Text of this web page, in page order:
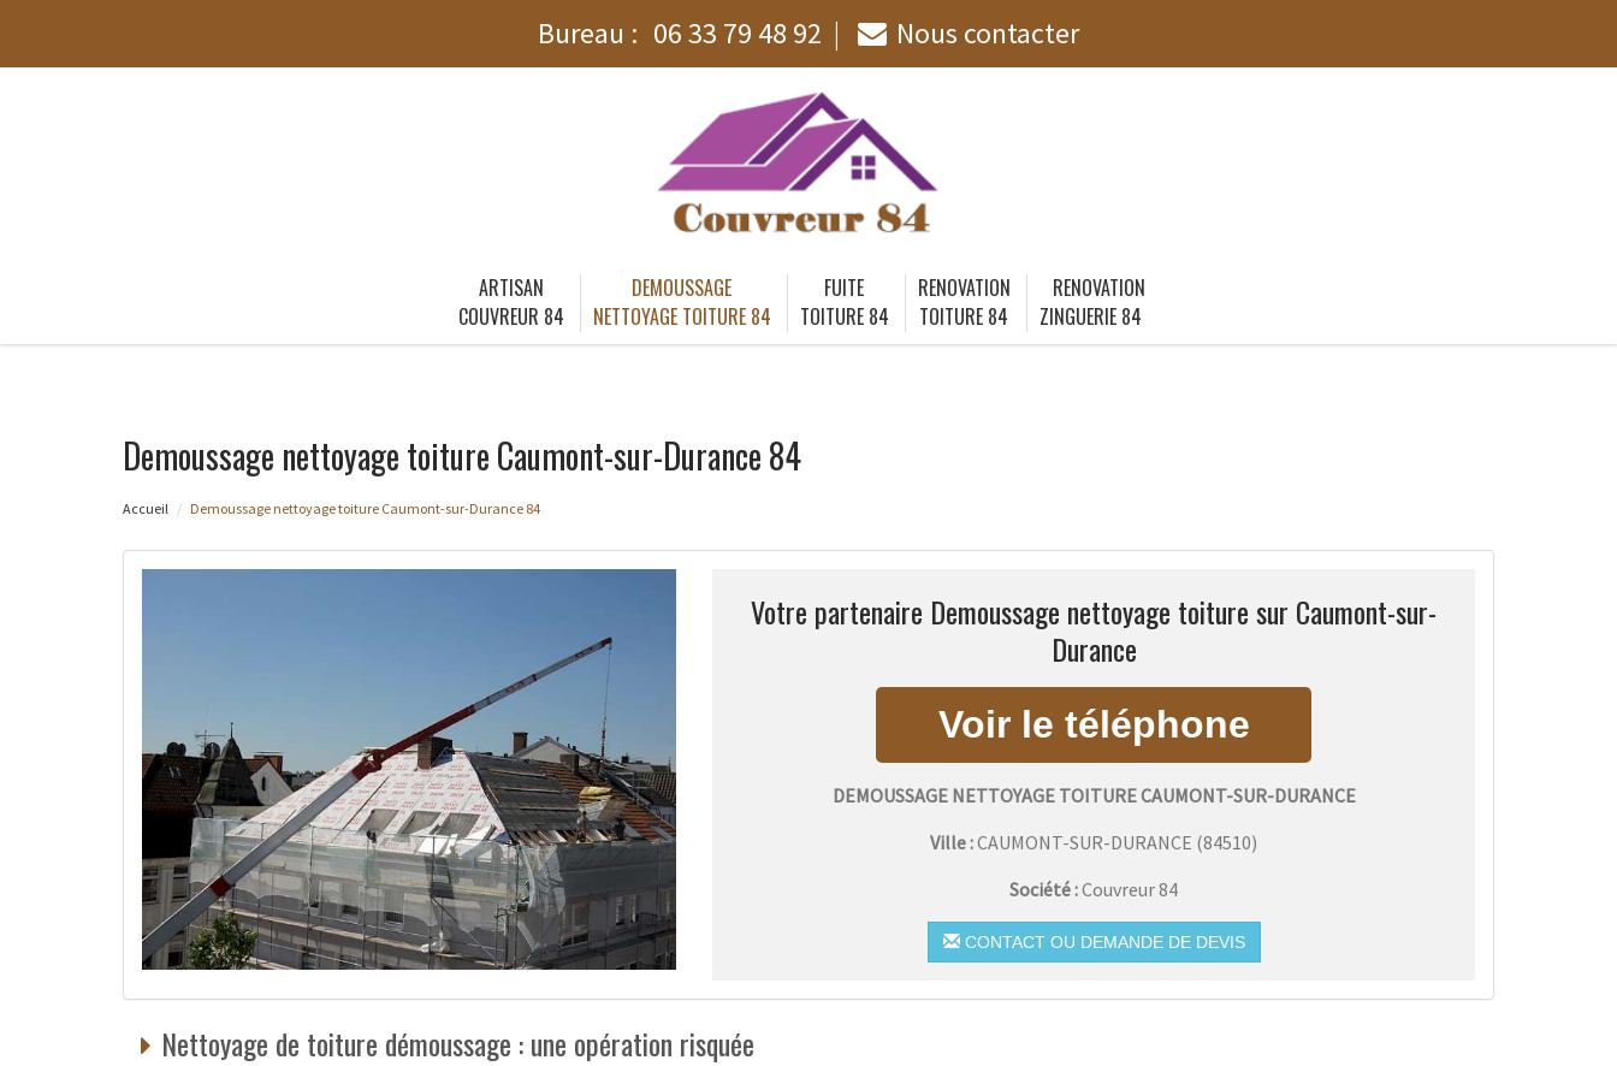
Bureau : 06 33 79 48 92 Nous contacter
ARTISAN
COUVREUR 84
DEMOUSSAGE
NETTOYAGE TOITURE 84
FUITE
TOITURE 84
RENOVATION
TOITURE 84
RENOVATION
ZINGUERIE 84
Demoussage nettoyage toiture Caumont-sur-Durance 84
Accueil Demoussage nettoyage toiture Caumont-sur-Durance 84
Votre partenaire Demoussage nettoyage toiture sur Caumont-sur-
Durance
DEMOUSSAGE NETTOYAGE TOITURE CAUMONT-SUR-DURANCE
Ville :CAUMONT-SUR-DURANCE (84510)
Société :Couvreur 84
CONTACT OU DEMANDE DE DEVIS
Nettoyage de toiture démoussage : une opération risquée